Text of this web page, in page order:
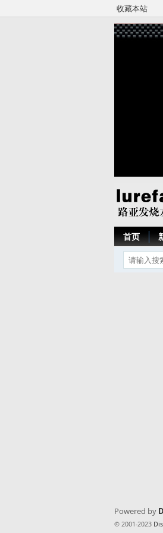
收藏本站
首页
Powered by
© 2001-2023